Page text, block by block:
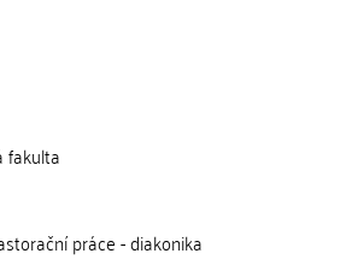
fakulta
práce - diakonika